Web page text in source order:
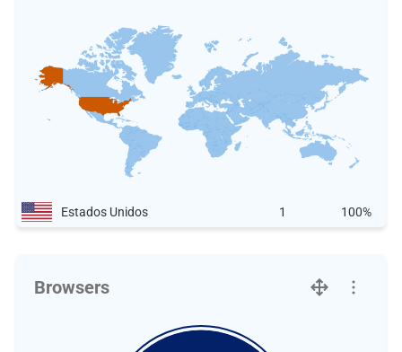
Estados Unidos 1 100%
Browsers